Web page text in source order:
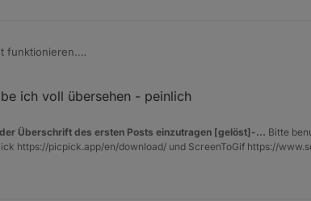
funktionieren.
und anstatt "wurde geändert" wählst du "ist wahr".
13:15
ich voll übersehen - peinlich
Überschrift des ersten Posts einzutragen [gelöst]-... Bitte
https://picpick.app/en/download/ und ScreenToGif https://